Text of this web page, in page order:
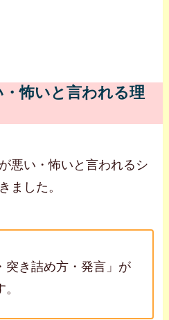
怖いと言われる理
悪い・怖いと言われるシ
ました。
突き詰め方・発言」が